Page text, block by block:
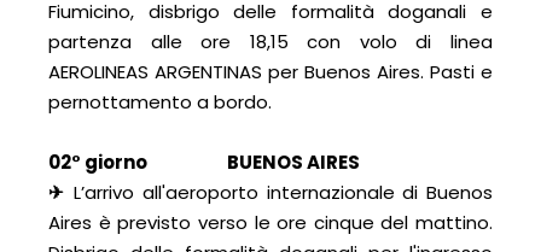
Fiumicino, disbrigo delle formalità doganali e
partenza alle ore 18,15 con volo di linea
AEROLINEAS ARGENTINAS per Buenos Aires. Pasti e
pernottamento a bordo.
02° giorno BUENOS AIRES
✈L’arrivo all'aeroporto internazionale di Buenos
Aires è previsto verso le ore cinque del mattino.